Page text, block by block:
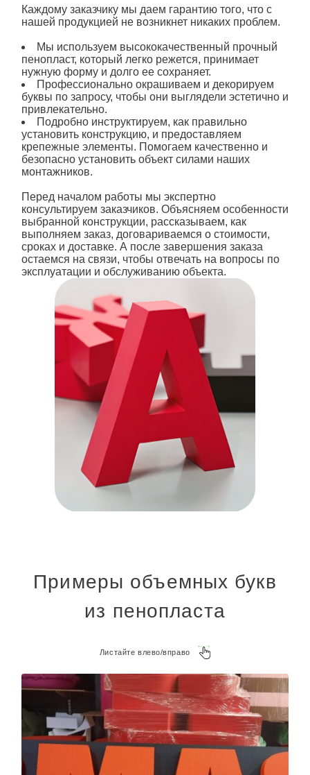
Каждому заказчику мы даем гарантию того, что с
нашей продукцией не возникнет никаких проблем.
Мы используем высококачественный прочный
пенопласт, который легко режется, принимает
нужную форму и долго ее сохраняет.
Профессионально окрашиваем и декорируем
буквы по запросу, чтобы они выглядели эстетично и
привлекательно.
Подробно инструктируем, как правильно
установить конструкцию, и предоставляем
крепежные элементы. Помогаем качественно и
безопасно установить объект силами наших
монтажников.
Перед началом работы мы экспертно
консультируем заказчиков. Объясняем особенности
выбранной конструкции, рассказываем, как
выполняем заказ, договариваемся о стоимости,
сроках и доставке. А после завершения заказа
остаемся на связи, чтобы отвечать на вопросы по
эксплуатации и обслуживанию объекта.
Примеры объемных букв
из пенопласта
Листайте влево/вправо